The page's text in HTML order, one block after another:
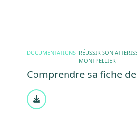
DOCUMENTATIONS RÉUSSIR SON
MONTPELLIER
Comprendre sa fiche
Document